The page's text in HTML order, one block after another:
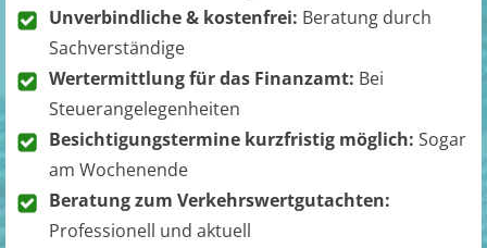
Unverbindliche & kostenfrei: Beratung durch
Sachverständige
Wertermittlung für das Finanzamt: Bei
Steuerangelegenheiten
Besichtigungstermine kurzfristig möglich: Sogar
am Wochenende
Beratung zum Verkehrswertgutachten:
Professionell und aktuell